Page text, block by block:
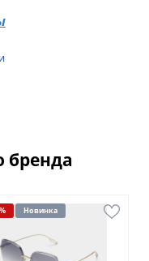
бренда
Новинка